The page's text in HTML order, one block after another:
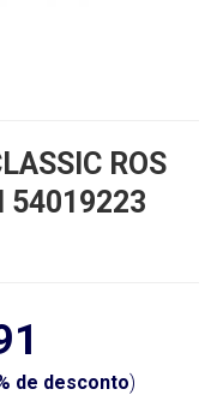
ROS
54019223
de desconto)